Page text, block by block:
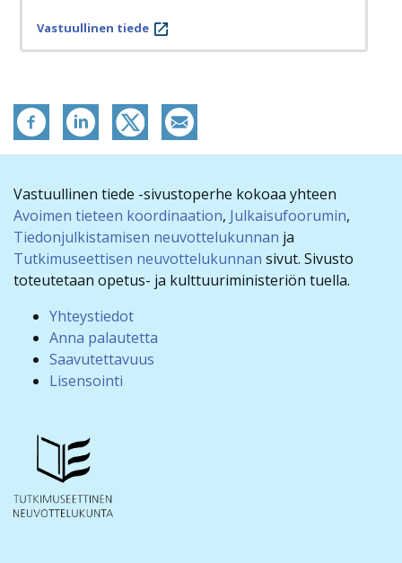
Vastuullinen tiede
Vastuullinen tiede -sivustoperhe kokoaa yhteen
Avoimen tieteen koordinaation, Julkaisufoorumin,
Tiedonjulkistamisen neuvottelukunnan ja
Tutkimuseettisen neuvottelukunnan sivut. Sivusto
toteutetaan opetus- ja kulttuuriministeriön tuella.
Yhteystiedot
Anna palautetta
Saavutettavuus
Lisensointi